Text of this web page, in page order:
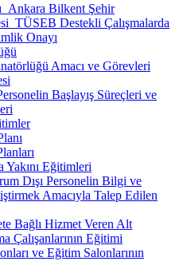
Bilkent Şehir
Destekli Çalışmalarda
Onayı
Amacı ve Görevleri
Başlayış Süreçleri ve
Yakını Eğitimleri
Dışı Personelin Bilgi ve
Amacıyla Talep Edilen
Bağlı Hizmet Veren Alt
Çalışanlarının Eğitimi
ve Eğitim Salonlarının